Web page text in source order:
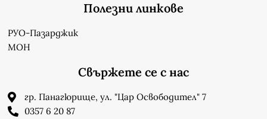
Полезни линкове
РУО-Пазарджик
МОН
Свържете се с нас
гр. Панагюрище, ул. "Цар Освободител" 7
0357 6 20 87